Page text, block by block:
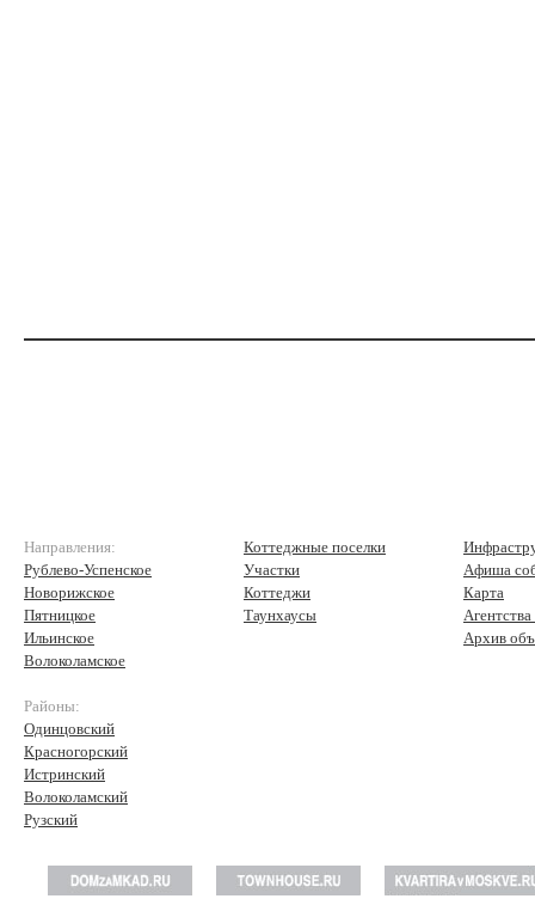
Направления:
Рублево-Успенское
Новорижское
Пятницкое
Ильинское
Волоколамское
Районы:
Одинцовский
Красногорский
Истринский
Волоколамский
Рузский
Коттеджные поселки
Участки
Коттеджи
Таунхаусы
Афиша
Карта
Архив